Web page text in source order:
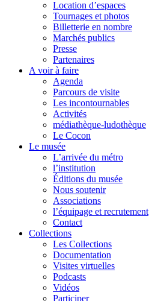
Location d’espaces
Tournages et photos
Billetterie en nombre
Marchés publics
Presse
Partenaires
A voir à faire
Agenda
Parcours de visite
Les incontournables
Activités
médiathèque-ludothèque
Le Cocon
Le musée
L’arrivée du métro
l’institution
Éditions du musée
Nous soutenir
Associations
l’équipage et recrutement
Contact
Collections
Les Collections
Documentation
Visites virtuelles
Podcasts
Vidéos
Participer